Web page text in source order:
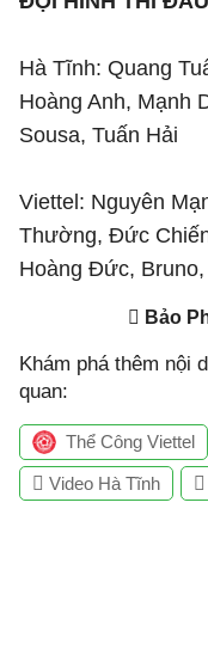
Hà Tĩnh: Quang
Hoàng Anh, Mạnh
Sousa, Tuấn Hải
Viettel: Nguyên
Thường, Đức
Hoàng Đức,
Bảo
Khám phá thêm nội
quan:
Thể Công Viettel
Video Hà Tĩnh